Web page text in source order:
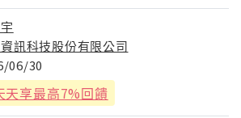
訊科技股份有限公司
06/30
天享最高7%回饋